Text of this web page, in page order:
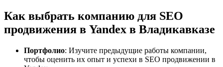
Как выбрать компанию для SEO
продвижения в Yandex в Владикавказе
Портфолио: Изучите предыдущие работы компании,
чтобы оценить их опыт и успехи в SEO продвижении в